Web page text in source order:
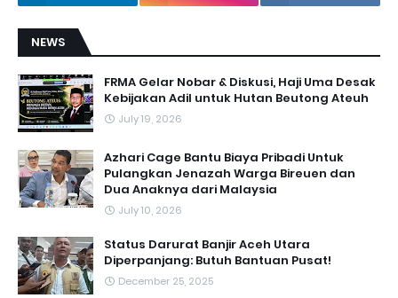
NEWS
FRMA Gelar Nobar & Diskusi, Haji Uma Desak
Kebijakan Adil untuk Hutan Beutong Ateuh
July 19, 2026
Azhari Cage Bantu Biaya Pribadi Untuk
Pulangkan Jenazah Warga Bireuen dan
Dua Anaknya dari Malaysia
July 10, 2026
Status Darurat Banjir Aceh Utara
Diperpanjang: Butuh Bantuan Pusat!
December 25, 2025